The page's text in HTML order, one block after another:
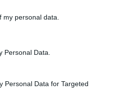
my personal data.
Personal Data.
Personal Data for Targeted